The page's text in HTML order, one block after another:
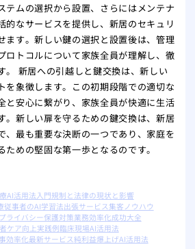
テムの選択から設置、さらにはメンテナ
的なサービスを提供し、新居のセキュリ
ます。新しい鍵の選択と設置後は、管理
ロトコルについて家族全員が理解し、徹
。 新居への引越しと鍵交換は、新しい
を象徴します。この初期段階での適切な
と安心に繋がり、家族全員が快適に生活
。新しい扉を守るための鍵交換は、新居
、最も重要な決断の一つであり、家庭を
めの堅固な第一歩となるのです。
AI活用法入門規制と法律の現状と影響
従事者のAI学習法出張サービス集客ノウハウ
プライバシー保護対策業務効率化成功大全
ケア向上実践例臨床現場AI活用法
効率化最新サービス 純利益爆上げAI活用法